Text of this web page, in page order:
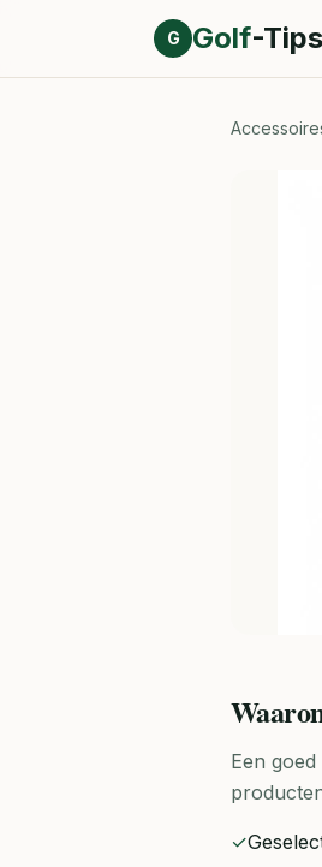
Direct naar inhoud
G Golf-Tips
Een
✓